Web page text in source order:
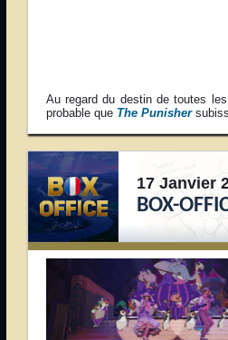
Au regard du destin de toutes
probable que The Punisher
17 Janvier
BOX-